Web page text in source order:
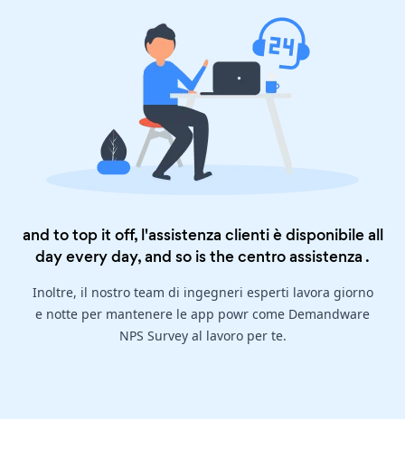
and to top it off, l'assistenza clienti è disponibile all
day every day, and so is thecentro assistenza .
Inoltre, il nostro team di ingegneri esperti lavora giorno
e notte per mantenere le app powr come Demandware
NPS Survey al lavoro per te.